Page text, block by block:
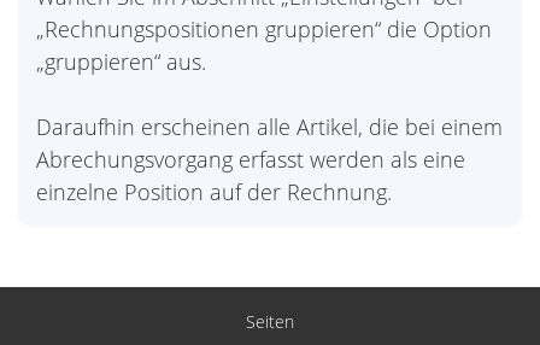
„Rechnungspositionen gruppieren“ die Option
„gruppieren“ aus.
Daraufhin erscheinen alle Artikel, die bei einem
Abrechungsvorgang erfasst werden als eine
einzelne Position auf der Rechnung.
Seiten